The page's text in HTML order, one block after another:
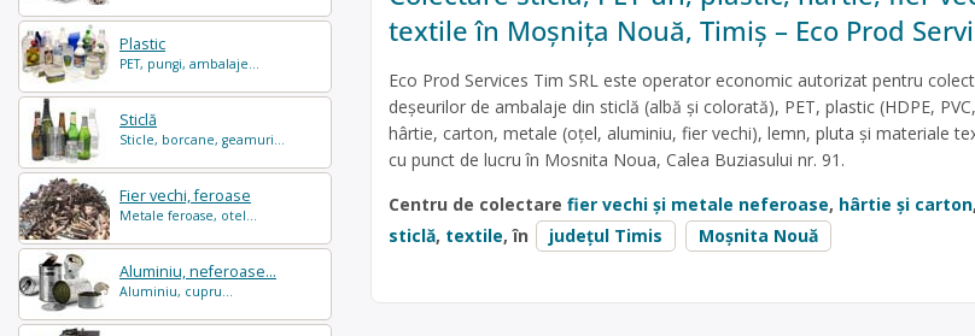
Plastic
PET, pungi, ambalaje...
Sticlă
Sticle, borcane, geamuri...
Fier vechi, feroase
Metale feroase, otel...
Aluminiu, neferoase...
Aluminiu, cupru...
textile în Moșnița Nouă, Timiș – Eco Prod
Eco Prod Services Tim SRL este operator economic autorizat pentru
deșeurilor de ambalaje din sticlă (albă și colorată), PET, plastic (HDPE,
hârtie, carton, metale (oțel, aluminiu, fier vechi), lemn, pluta și materiale
cu punct de lucru în Mosnita Noua, Calea Buziasului nr. 91.
Centru de colectare fier vechi și metale neferoase, hârtie și carton,
sticlă, textile, în județul Timis Moșnita Nouă